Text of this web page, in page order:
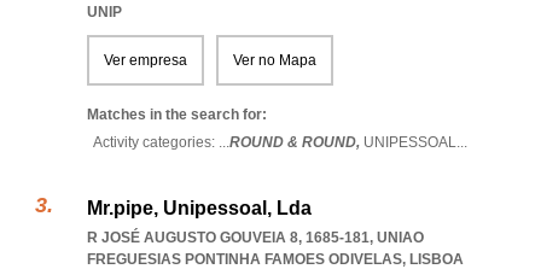
UNIP
Ver empresa Ver no Mapa
Matches in the search for:
Activity categories: ...ROUND & ROUND, UNIPESSOAL...
Mr.pipe, Unipessoal, Lda
R JOSÉ AUGUSTO GOUVEIA 8, 1685-181, UNIAO
FREGUESIAS PONTINHA FAMOES ODIVELAS, LISBOA